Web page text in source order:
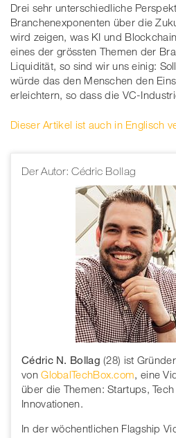
Drei sehr unterschiedliche
Branchenexponenten über die
wird zeigen, was KI und
eines der grössten Themen der
Liquidität, so sind wir uns einig:
würde das den Menschen den
erleichtern, so dass die VC-
Dieser Artikel ist auch in Englisch
Der Autor: Cédric Bollag
Cédric N. Bollag (28) ist Gründer
vonGlobalTechBox.com, eine
über die Themen: Startups, Tech
Innovationen.
In der wöchentlichen Flagship